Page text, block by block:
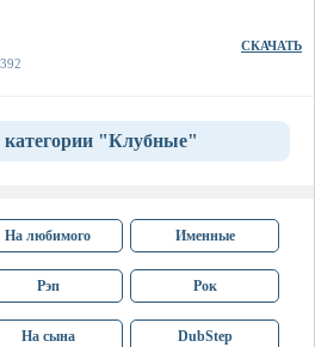
СКАЧАТЬ
"Клубные"
На любимого Именные
Рэп Рок
На сына DubStep